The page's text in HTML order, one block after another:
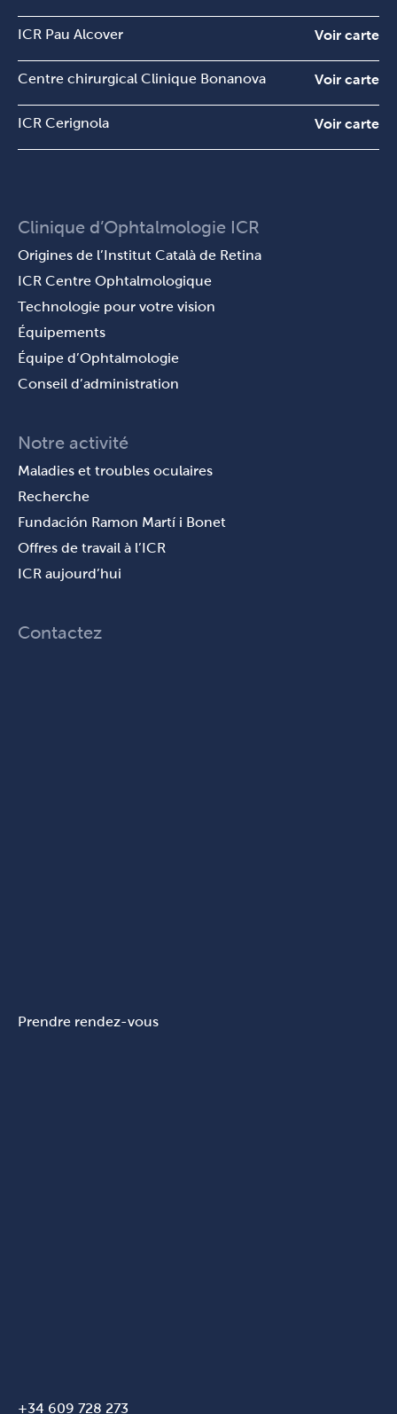
ICR Pau Alcover Voir carte
Centre chirurgical Clinique Bonanova Voir carte
ICR Cerignola Voir carte
Clinique d’Ophtalmologie ICR
Origines de l’Institut Català de Retina
ICR Centre Ophtalmologique
Technologie pour votre vision
Équipements
Équipe d’Ophtalmologie
Conseil d’administration
Notre activité
Maladies et troubles oculaires
Recherche
Fundación Ramon Martí i Bonet
Offres de travail à l’ICR
ICR aujourd’hui
Contactez
Prendre rendez-vous
+34 609 728 273